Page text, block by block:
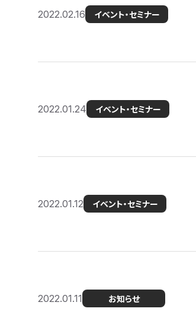
2022.02.16 イベント・セミナー
2022.01.24 イベント・セミナー
2022.01.12 イベント・セミナー
2022.01.11 お知らせ